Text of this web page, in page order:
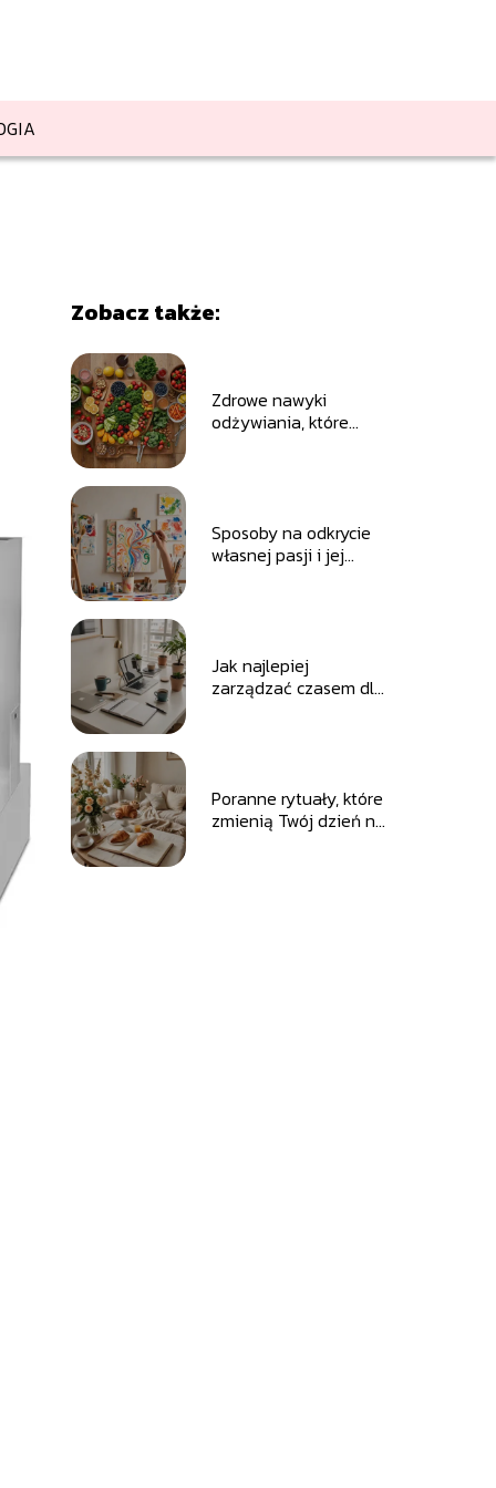
Zobacz także:
Zdrowe nawyki
odżywiania, które
Sposoby na odkrycie
własnej pasji i jej
Jak najlepiej
zarządzać czasem dla
Poranne rytuały, które
zmienią Twój dzień na